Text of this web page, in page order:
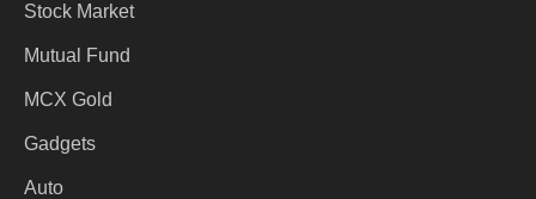
Stock Market
Mutual Fund
MCX Gold
Gadgets
Auto